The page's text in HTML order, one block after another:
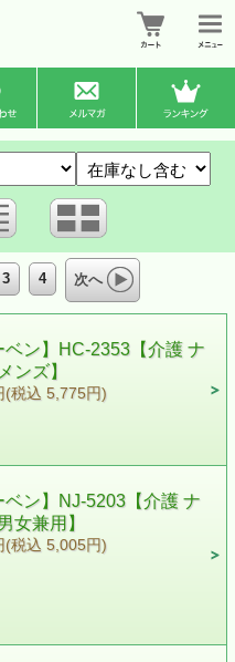
3 4 次へ
ベン】HC-2353【介護 ナ
ンズ】
(税込 5,775円)
ベン】NJ-5203【介護 ナ
女兼用】
(税込 5,005円)